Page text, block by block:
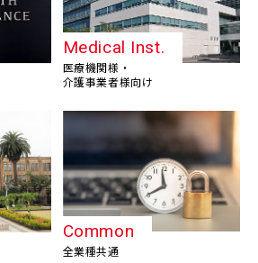
Medical Inst.
医療機関様・
介護事業者様向け
Common
全業種共通